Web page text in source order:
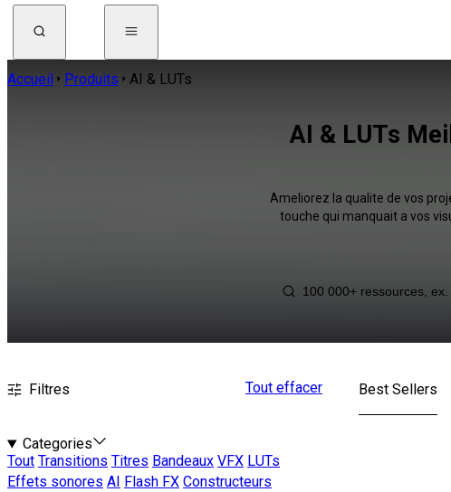
Accueil Produits AI & LUTs
AI & LUTs
Ameliorez la qualite de vos
touche qui manquait a vos
Filtres Tout effacer
Categories
Tout Transitions Titres Bandeaux VFX LUTs
Effets sonores AI Flash FX Constructeurs
Best Sellers